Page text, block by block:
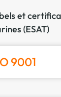
et
(ESAT)
9001